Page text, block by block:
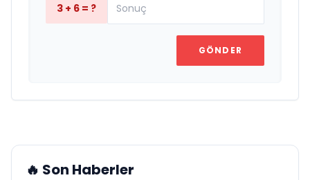
3 + 6 = ?
GÖNDER
🔥 Son Haberler